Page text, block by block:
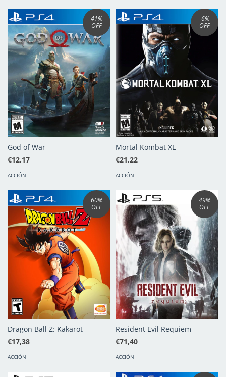
41%
OFF
God of War
€12,17
ACCIÓN
-6%
OFF
Mortal Kombat XL
€21,22
ACCIÓN
60%
OFF
Dragon Ball Z: Kakarot
€17,38
ACCIÓN
49%
OFF
Resident Evil Requiem
€71,40
ACCIÓN